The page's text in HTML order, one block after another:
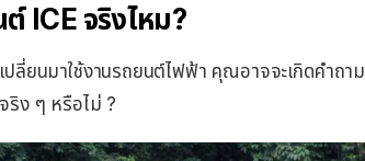
ICE จริงไหม?
ลี่ยนมาใช้งานรถยนต์ไฟฟ้า คุณอาจจะเกิดคำถาม
ริง ๆ หรือไม่ ?